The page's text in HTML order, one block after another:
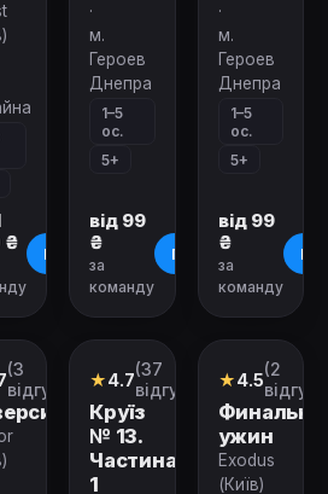
₴
Про квест
·
м.
Героев
Днепра
1–5
ос.
5+
від 99
₴
за
команду
Про квест
·
м.
Героев
Днепра
1–5
ос.
5+
від 99
₴
за
команду
(3
відгуки)
Перформанс
Зачинено
★4.7(37
відгуків)
Круїз
№ 13.
Частина
1
Квест
Зачинено
★4.5(2
ужин
Exodus
(Київ)